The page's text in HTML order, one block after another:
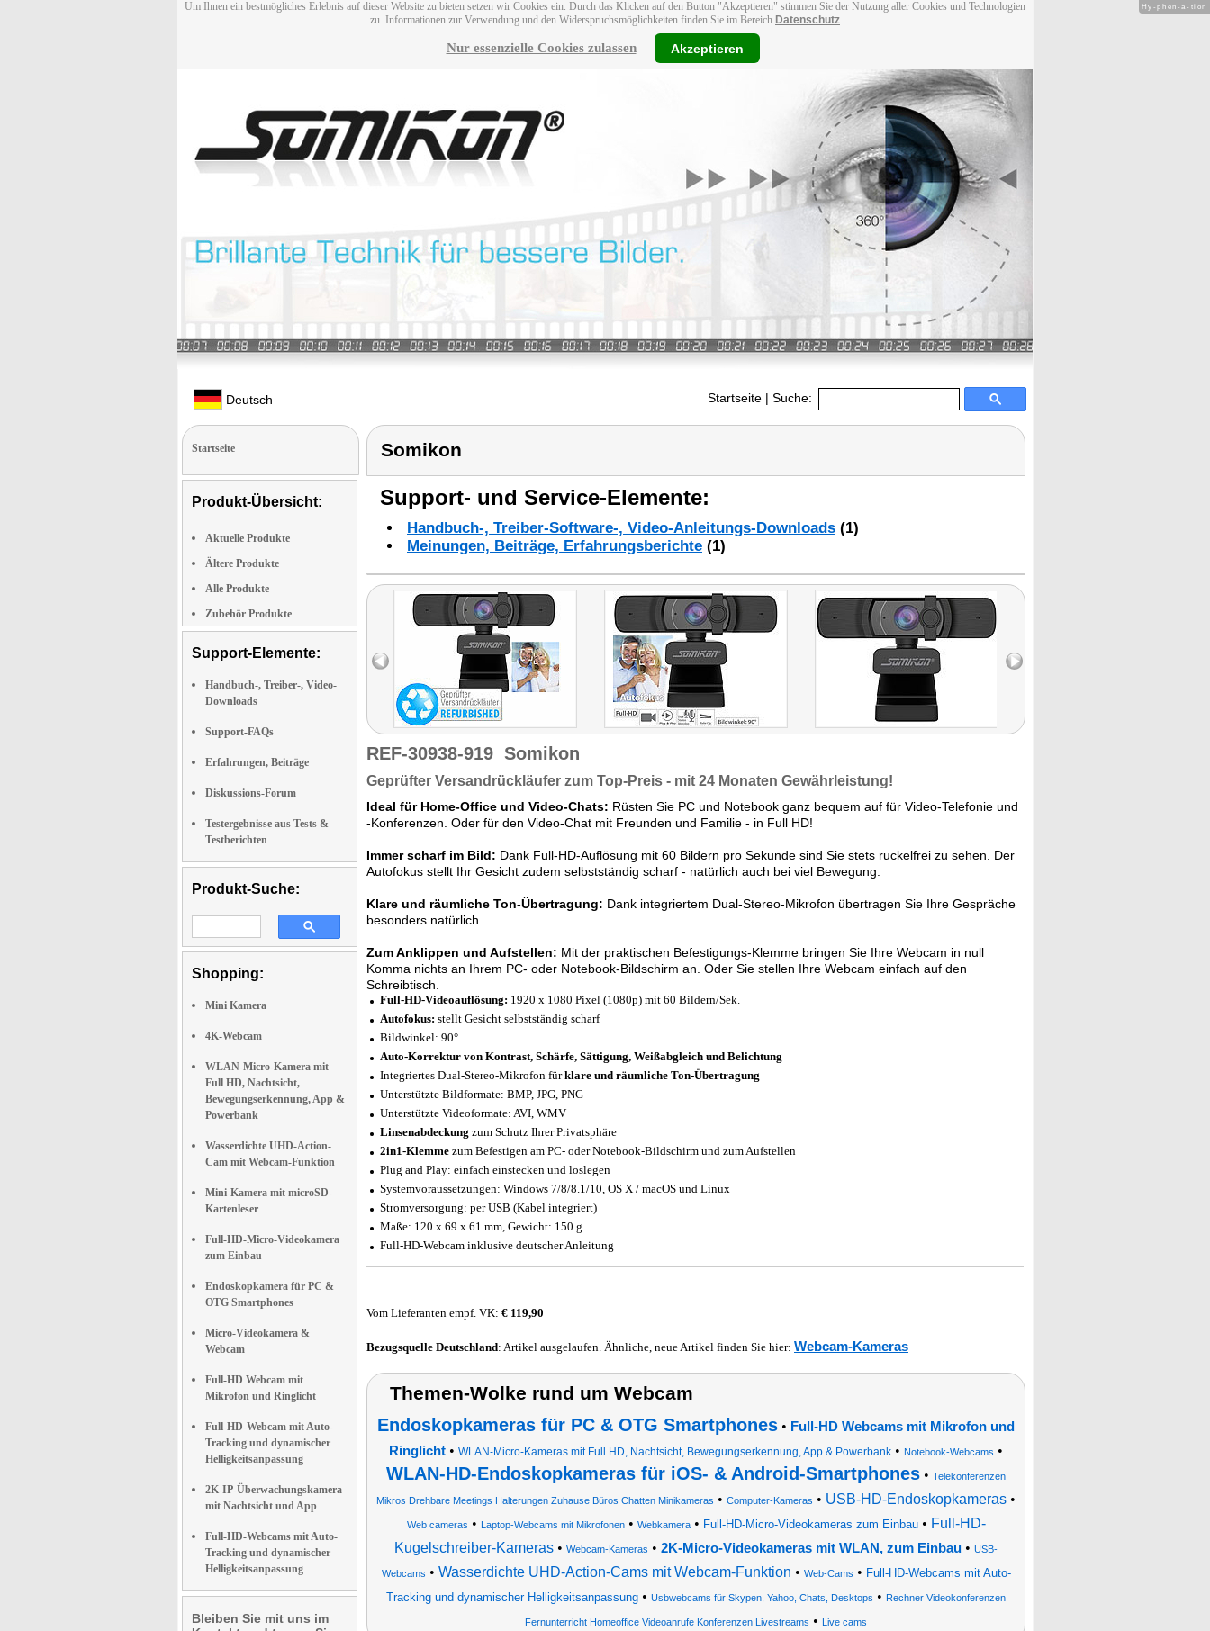
Um Ihnen ein bestmögliches Erlebnis auf dieser Website zu bieten setzen wir Cookies ein. Durch das Klicken auf den Button "Akzeptieren" stimmen Sie der Nutzung aller Cookies und Technologien
zu. Informationen zur Verwendung und den Widerspruchsmöglichkeiten finden Sie im Bereich Datenschutz
Nur essenzielle Cookies zulassen Akzeptieren
Deutsch Startseite | Suche:
Startseite
Produkt-Übersicht:
Aktuelle Produkte
Ältere Produkte
Alle Produkte
Zubehör Produkte
Support-Elemente:
Handbuch-, Treiber-, Video-
Downloads
Support-FAQs
Erfahrungen, Beiträge
Diskussions-Forum
Testergebnisse aus Tests &
Testberichten
Produkt-Suche:
Shopping:
Mini Kamera
4K-Webcam
WLAN-Micro-Kamera mit
Full HD, Nachtsicht,
Bewegungserkennung, App &
Powerbank
Wasserdichte UHD-Action-
Cam mit Webcam-Funktion
Mini-Kamera mit microSD-
Kartenleser
Full-HD-Micro-Videokamera
zum Einbau
Endoskopkamera für PC &
OTG Smartphones
Micro-Videokamera &
Webcam
Full-HD Webcam mit
Mikrofon und Ringlicht
Full-HD-Webcam mit Auto-
Tracking und dynamischer
Helligkeitsanpassung
2K-IP-Überwachungskamera
mit Nachtsicht und App
Full-HD-Webcams mit Auto-
Tracking und dynamischer
Helligkeitsanpassung
Bleiben Sie mit uns im
Somikon
Support- und Service-Elemente:
Handbuch-, Treiber-Software-, Video-Anleitungs-Downloads (1)
Meinungen, Beiträge, Erfahrungsberichte (1)
REF-30938-919 Somikon
Geprüfter Versandrückläufer zum Top-Preis - mit 24 Monaten Gewährleistung!
Ideal für Home-Office und Video-Chats: Rüsten Sie PC und Notebook ganz bequem auf für Video-Telefonie und
-Konferenzen. Oder für den Video-Chat mit Freunden und Familie - in Full HD!
Immer scharf im Bild: Dank Full-HD-Auflösung mit 60 Bildern pro Sekunde sind Sie stets ruckelfrei zu sehen. Der
Autofokus stellt Ihr Gesicht zudem selbstständig scharf - natürlich auch bei viel Bewegung.
Klare und räumliche Ton-Übertragung: Dank integriertem Dual-Stereo-Mikrofon übertragen Sie Ihre Gespräche
besonders natürlich.
Zum Anklippen und Aufstellen: Mit der praktischen Befestigungs-Klemme bringen Sie Ihre Webcam in null
Komma nichts an Ihrem PC- oder Notebook-Bildschirm an. Oder Sie stellen Ihre Webcam einfach auf den
Schreibtisch.
Full-HD-Videoauflösung: 1920 x 1080 Pixel (1080p) mit 60 Bildern/Sek.
Autofokus: stellt Gesicht selbstständig scharf
Bildwinkel: 90°
Auto-Korrektur von Kontrast, Schärfe, Sättigung, Weißabgleich und Belichtung
Integriertes Dual-Stereo-Mikrofon fürklare und räumliche Ton-Übertragung
Unterstützte Bildformate: BMP, JPG, PNG
Unterstützte Videoformate: AVI, WMV
Linsenabdeckung zum Schutz Ihrer Privatsphäre
2in1-Klemme zum Befestigen am PC- oder Notebook-Bildschirm und zum Aufstellen
Plug and Play: einfach einstecken und loslegen
Systemvoraussetzungen: Windows 7/8/8.1/10, OS X / macOS und Linux
Stromversorgung: per USB (Kabel integriert)
Maße: 120 x 69 x 61 mm, Gewicht: 150 g
Full-HD-Webcam inklusive deutscher Anleitung
Vom Lieferanten empf. VK: € 119,90
Bezugsquelle Deutschland: Artikel ausgelaufen. Ähnliche, neue Artikel finden Sie hier: Webcam-Kameras
Themen-Wolke rund um Webcam
Endoskopkameras für PC & OTG Smartphones • Full-HD Webcams mit Mikrofon und
Ringlicht • WLAN-Micro-Kameras mit Full HD, Nachtsicht, Bewegungserkennung, App & Powerbank • Notebook-Webcams •
WLAN-HD-Endoskopkameras für iOS- & Android-Smartphones • Telekonferenzen
Mikros Drehbare Meetings Halterungen Zuhause Büros Chatten Minikameras • Computer-Kameras • USB-HD-Endoskopkameras •
Web cameras • Laptop-Webcams mit Mikrofonen• Webkamera• Full-HD-Micro-Videokameras zum Einbau• Full-HD-
Kugelschreiber-Kameras • Webcam-Kameras • 2K-Micro-Videokameras mit WLAN, zum Einbau • USB-
Webcams • Wasserdichte UHD-Action-Cams mit Webcam-Funktion • Web-Cams • Full-HD-Webcams mit Auto-
Tracking und dynamischer Helligkeitsanpassung • Usbwebcams für Skypen, Yahoo, Chats, Desktops • Rechner Videokonferenzen
Fernunterricht Homeoffice Videoanrufe Konferenzen Livestreams • Live cams
Hy-phen-a-tion